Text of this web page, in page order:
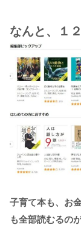
なんと、１
子育て本も、お
も全部読むるの